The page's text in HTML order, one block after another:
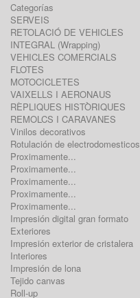
Categorías
SERVEIS
RETOLACIÓ DE VEHICLES
INTEGRAL (Wrapping)
VEHICLES COMERCIALS
FLOTES
MOTOCICLETES
VAIXELLS I AERONAUS
RÈPLIQUES HISTÒRIQUES
REMOLCS I CARAVANES
Vinilos decorativos
Rotulación de electrodomesticos
Proximamente...
Proximamente...
Proximamente...
Proximamente...
Proximamente...
Impresión digital gran formato
Exteriores
Impresión exterior de cristalera
Interiores
Impresión de lona
Tejido canvas
Roll-up